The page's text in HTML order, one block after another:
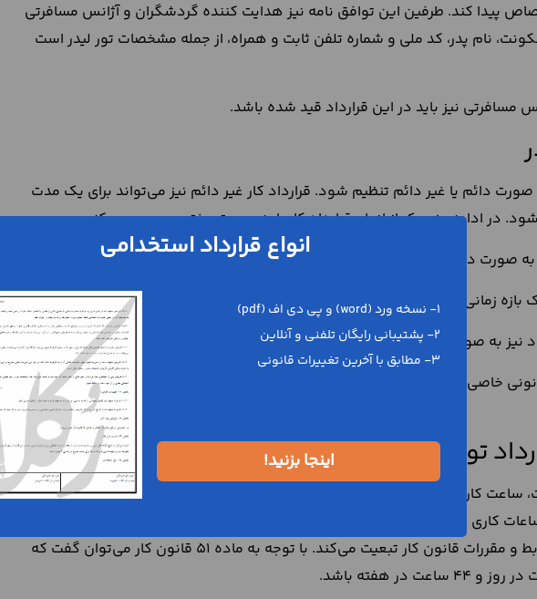
پیدا کند. طرفین این توافق نامه نیز هدایت کننده گردشگران و آژانس مسافرتی
نام پدر، کد ملی و شماره تلفن ثابت و همراه، از جمله مشخصات تور لیدر است
مسافرتی نیز باید در این قرارداد قید شده باشد.
صورت دائم یا غیر دائم تنظیم شود. قرارداد کار غیر دائم نیز می‌تواند برای یک مدت
در ادامه، هر یک از انواع قرارداد کار را به صورت مختصر بررسی می‌کنیم:
به صورت دائم و برای یک بازه زمانی نامحدود و غیر معین تنظیم می‌شود.
بازه زمانی محدود و معین تنظیم خواهد شد؛
نیز به صورت غیر دائم و برای انجام کار معینی تنظیم می‌شود.
خاصی دارند. به همین دلیل، کارفرما و تور لیدر در هنگام تنظیم و امضای قرارداد
تور لیدر
می‌توان گفت، ساعت کار به مدت زمانی گفته می‌شد که کارکنان، نیرو و وقت خودشان را به منظور
کاری کارکنان باید مطابق با شرایط و ضوابط مقرر در قانون کار تعیین شود.
نیز از ضوابط و مقررات قانون کار تبعیت می‌کند. با توجه به ماده 51 قانون کار می‌توان گفت که
انواع قرارداد استخدامی
1- نسخه ورد (word) و پی دی اف (pdf)
2- پشتیبانی رایگان تلفنی و آنلاین
3- مطابق با آخرین تغییرات قانونی
اینجا بزنید!